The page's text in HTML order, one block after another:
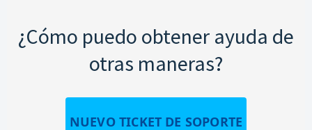
¿Cómo puedo obtener ayuda de
otras maneras?
NUEVO TICKET DE SOPORTE